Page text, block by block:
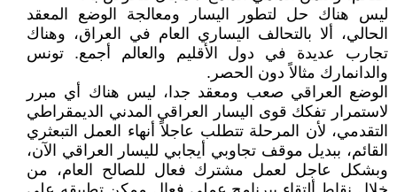
ليس هناك حل لتطور اليسار ومعالجة الوضع المعقد
الحالي، ألا بالتحالف اليساري العام في العراق، وهناك
تجارب عديدة في دول الأقليم والعالم أجمع. تونس
والدانمارك مثالاً دون الحصر.
الوضع العراقي صعب ومعقد جدا، ليس هناك أي مبرر
لاستمرار تفكك قوى اليسار العراقي المدني الديمقراطي
التقدمي، لأن المرحلة تتطلب عاجلاً أنهاء العمل التبعثري
القائم، ببديل موقف تجاوبي أيجابي لليسار العراقي الآن،
وبشكل عاجل لعمل مشترك فعال للصالح العام، من